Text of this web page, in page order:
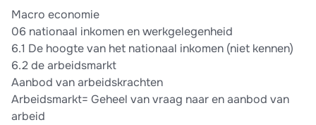
Macro economie
06 nationaal inkomen en werkgelegenheid
6.1 De hoogte van het nationaal inkomen (niet kennen)
6.2 de arbeidsmarkt
Aanbod van arbeidskrachten
Arbeidsmarkt= Geheel van vraag naar en aanbod van
arbeid